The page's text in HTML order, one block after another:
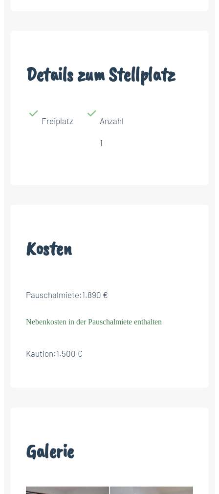
Details zum Stellplatz
Freiplatz Anzahl
1
Kosten
Pauschalmiete:1.890 €
Nebenkosten in der Pauschalmiete enthalten
Kaution:1.500 €
Galerie